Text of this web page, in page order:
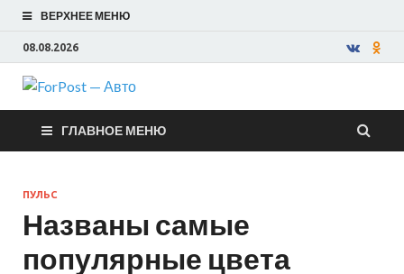
ВЕРХНЕЕ МЕНЮ
08.08.2026
ForPost —
Авто
ГЛАВНОЕ МЕНЮ
ПУЛЬС
Названы самые
популярные цвета